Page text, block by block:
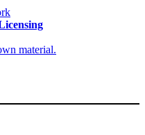
material.